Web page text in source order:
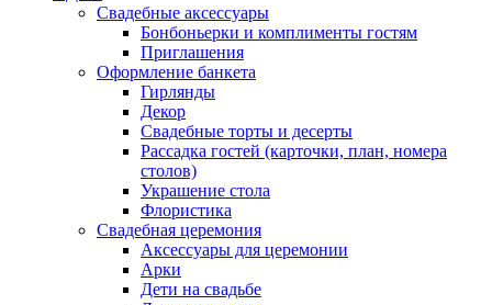
Свадебные аксессуары
Бонбоньерки и комплименты гостям
Приглашения
Оформление банкета
Гирлянды
Декор
Свадебные торты и десерты
Рассадка гостей (карточки, план, номера
столов)
Украшение стола
Флористика
Свадебная церемония
Аксессуары для церемонии
Арки
Дети на свадьбе